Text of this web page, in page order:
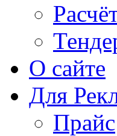
О сайте
Для
Прайс